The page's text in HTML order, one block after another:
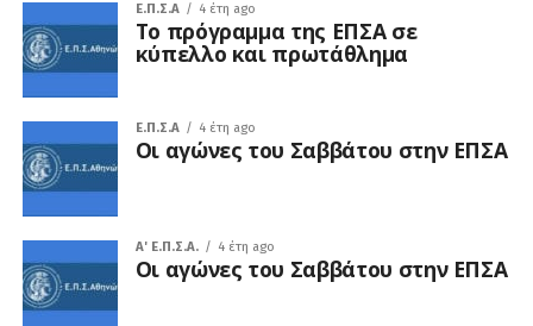
Ε.Π.Σ.Α 4 έτη ago
Το πρόγραμμα της ΕΠΣΑ σε
κύπελλο και πρωτάθλημα
Ε.Π.Σ.Α 4 έτη ago
Οι αγώνες του Σαββάτου στην ΕΠΣΑ
A' Ε.Π.Σ.Α. 4 έτη ago
Οι αγώνες του Σαββάτου στην ΕΠΣΑ